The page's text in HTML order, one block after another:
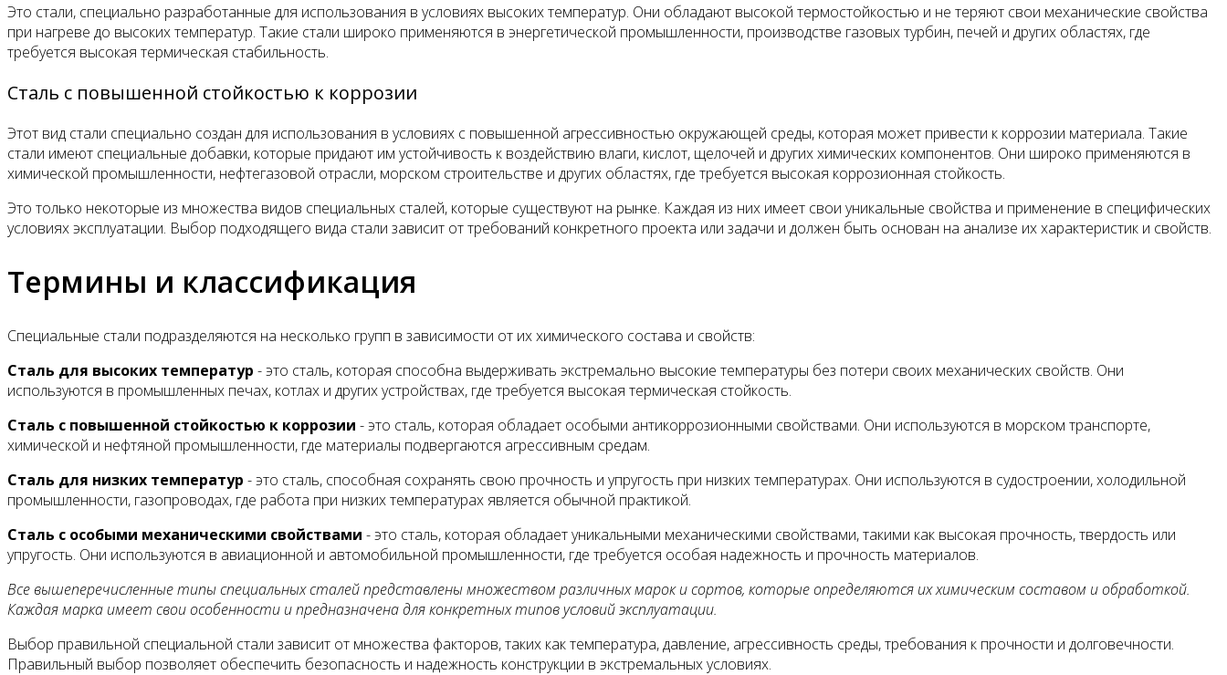
Это стали, специально разработанные для использования в условиях высоких температур. Они обладают высокой термостойкостью и не теряют свои механические свойства
при нагреве до высоких температур. Такие стали широко применяются в энергетической промышленности, производстве газовых турбин, печей и других областях, где
требуется высокая термическая стабильность.
Сталь с повышенной стойкостью к коррозии
Этот вид стали специально создан для использования в условиях с повышенной агрессивностью окружающей среды, которая может привести к коррозии материала. Такие
стали имеют специальные добавки, которые придают им устойчивость к воздействию влаги, кислот, щелочей и других химических компонентов. Они широко применяются в
химической промышленности, нефтегазовой отрасли, морском строительстве и других областях, где требуется высокая коррозионная стойкость.
Это только некоторые из множества видов специальных сталей, которые существуют на рынке. Каждая из них имеет свои уникальные свойства и применение в специфических
условиях эксплуатации. Выбор подходящего вида стали зависит от требований конкретного проекта или задачи и должен быть основан на анализе их характеристик и свойств.
Термины и классификация
Специальные стали подразделяются на несколько групп в зависимости от их химического состава и свойств:
Сталь для высоких температур - это сталь, которая способна выдерживать экстремально высокие температуры без потери своих механических свойств. Они
используются в промышленных печах, котлах и других устройствах, где требуется высокая термическая стойкость.
Сталь с повышенной стойкостью к коррозии - это сталь, которая обладает особыми антикоррозионными свойствами. Они используются в морском транспорте,
химической и нефтяной промышленности, где материалы подвергаются агрессивным средам.
Сталь для низких температур - это сталь, способная сохранять свою прочность и упругость при низких температурах. Они используются в судостроении, холодильной
промышленности, газопроводах, где работа при низких температурах является обычной практикой.
Сталь с особыми механическими свойствами - это сталь, которая обладает уникальными механическими свойствами, такими как высокая прочность, твердость или
упругость. Они используются в авиационной и автомобильной промышленности, где требуется особая надежность и прочность материалов.
Все вышеперечисленные типы специальных сталей представлены множеством различных марок и сортов, которые определяются их химическим составом и обработкой.
Каждая марка имеет свои особенности и предназначена для конкретных типов условий эксплуатации.
Выбор правильной специальной стали зависит от множества факторов, таких как температура, давление, агрессивность среды, требования к прочности и долговечности.
Правильный выбор позволяет обеспечить безопасность и надежность конструкции в экстремальных условиях.